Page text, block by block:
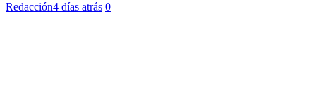
Redacción4 días atrás 0